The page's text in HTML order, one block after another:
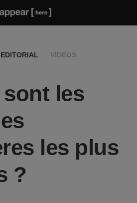
EDITORIAL VIDEOS
les
les plus
?